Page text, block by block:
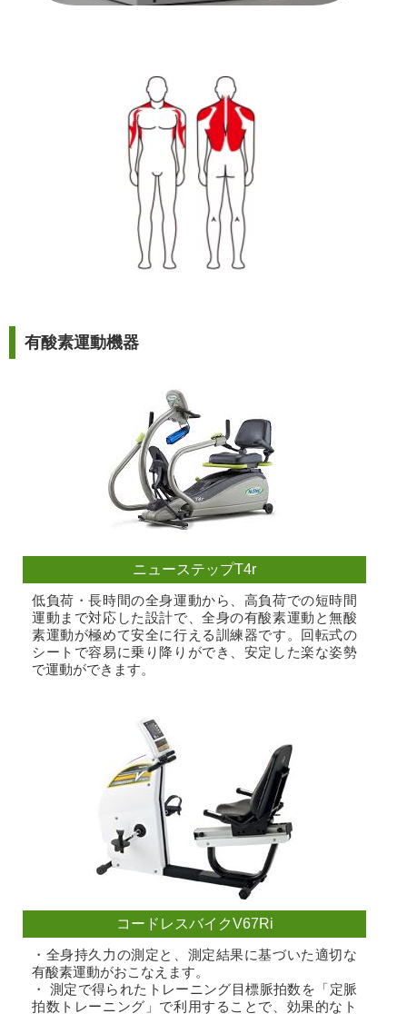
有酸素運動機器
ニューステップT4r
低負荷・長時間の全身運動から、高負荷での短時間
運動まで対応した設計で、全身の有酸素運動と無酸
素運動が極めて安全に行える訓練器です。回転式の
シートで容易に乗り降りができ、安定した楽な姿勢
で運動ができます。
コードレスバイクV67Ri
・全身持久力の測定と、測定結果に基づいた適切な
有酸素運動がおこなえます。
・ 測定で得られたトレーニング目標脈拍数を「定脈
拍数トレーニング」で利用することで、効果的なト